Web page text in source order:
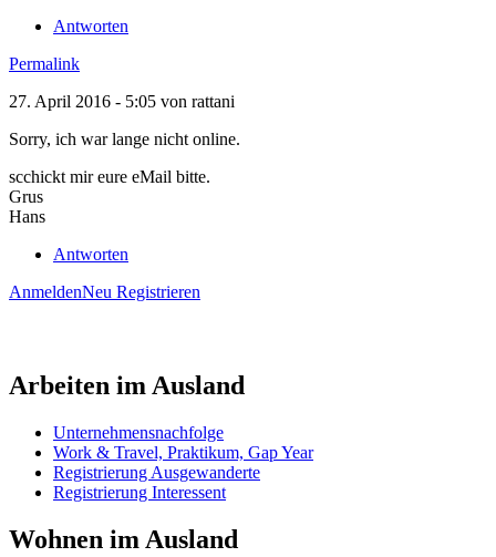
Antworten
Permalink
27. April 2016 - 5:05 von rattani
Sorry, ich war lange nicht online.
scchickt mir eure eMail bitte.
Grus
Hans
Antworten
AnmeldenNeu Registrieren
Arbeiten im Ausland
Unternehmensnachfolge
Work & Travel, Praktikum, Gap Year
Registrierung Ausgewanderte
Registrierung Interessent
Wohnen im Ausland